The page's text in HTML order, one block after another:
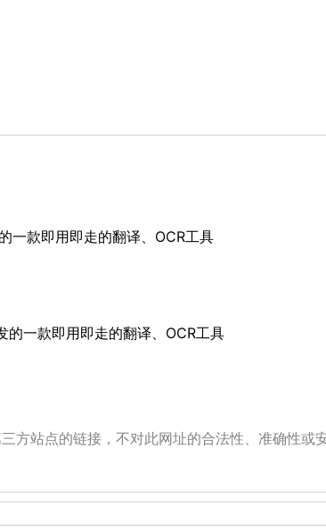
一款即用即走的翻译、OCR工具
的一款即用即走的翻译、OCR工具
方站点的链接，不对此网址的合法性、准确性或